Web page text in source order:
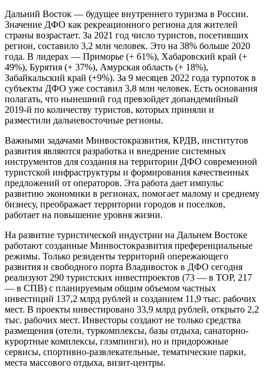
Дальний Восток — будущее внутреннего туризма в России.
Значение ДФО как рекреационного региона для жителей
страны возрастает. За 2021 год число туристов, посетивших
регион, составило 3,2 млн человек. Это на 38% больше 2020
года. В лидерах — Приморье (+ 61%), Хабаровский край (+
49%), Бурятия (+ 37%), Амурская область (+ 18%),
Забайкальский край (+9%). За 9 месяцев 2022 года турпоток в
субъекты ДФО уже составил 3,8 млн человек. Есть основания
полагать, что нынешний год превзойдет допандемийный
2019-й по количеству туристов, которых приняли и
разместили дальневосточные регионы.
Важными задачами Минвостокразвития, КРДВ, институтов
развития являются разработка и внедрение системных
инструментов для создания на территории ДФО современной
туристской инфраструктуры и формирования качественных
предложений от операторов. Эта работа дает импульс
развитию экономики в регионах, помогает малому и среднему
бизнесу, преображает территории городов и поселков,
работает на повышение уровня жизни.
На развитие туристической индустрии на Дальнем Востоке
работают созданные Минвостокразвития преференциальные
режимы. Только резиденты территорий опережающего
развития и свободного порта Владивосток в ДФО сегодня
реализуют 290 туристских инвестпроектов (73 — в ТОР, 217
— в СПВ) с планируемым общим объемом частных
инвестиций 137,2 млрд рублей и созданием 11,9 тыс. рабочих
мест. В проекты инвестировано 33,9 млрд рублей, открыто 2,2
тыс. рабочих мест. Инвесторы создают не только средства
размещения (отели, туркомплексы, базы отдыха, санаторно-
курортные комплексы, глэмпинги), но и придорожные
сервисы, спортивно-развлекательные, тематические парки,
места массового отдыха, визит-центры.